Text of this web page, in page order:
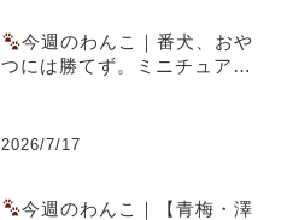
今週のわんこ｜番犬、おや
つには勝てず。ミニチュア・
2026/7/17
今週のわんこ｜【青梅・澤